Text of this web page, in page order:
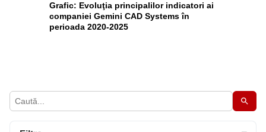
Grafic: Evoluţia principalilor indicatori ai
companiei Gemini CAD Systems în
perioada 2020-2025